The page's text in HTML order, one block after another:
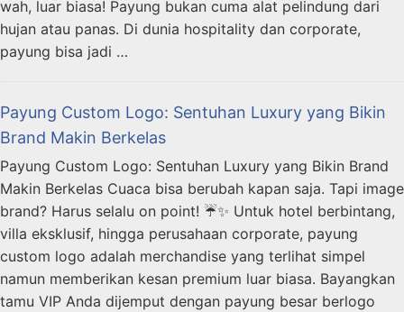
wah, luar biasa! Payung bukan cuma alat pelindung dari
hujan atau panas. Di dunia hospitality dan corporate,
payung bisa jadi …
Payung Custom Logo: Sentuhan Luxury yang Bikin
Brand Makin Berkelas
Payung Custom Logo: Sentuhan Luxury yang Bikin Brand
Makin Berkelas Cuaca bisa berubah kapan saja. Tapi image
brand? Harus selalu on point! ☔✨ Untuk hotel berbintang,
villa eksklusif, hingga perusahaan corporate, payung
custom logo adalah merchandise yang terlihat simpel
namun memberikan kesan premium luar biasa. Bayangkan
tamu VIP Anda dijemput dengan payung besar berlogo